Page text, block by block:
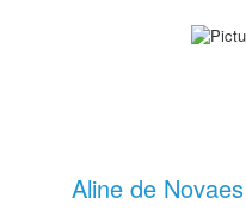
Aline de